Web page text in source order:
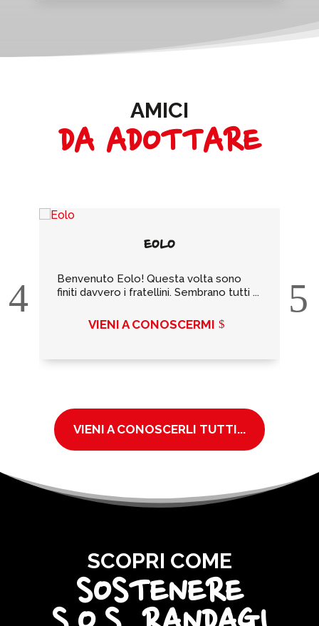
AMICI
DA ADOTTARE
EOLO
Benvenuto Eolo! Questa volta sono
finiti davvero i fratellini. Sembrano tutti ...
VIENI A CONOSCERMI
VIENI A CONOSCERLI TUTTI...
SCOPRI COME
SOSTENERE